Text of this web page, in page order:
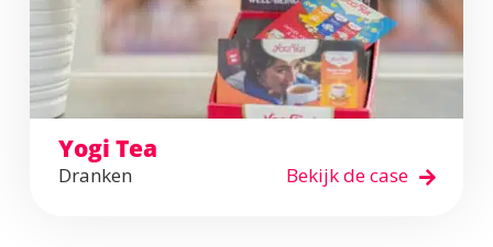
Yogi Tea
Dranken Bekijk de case